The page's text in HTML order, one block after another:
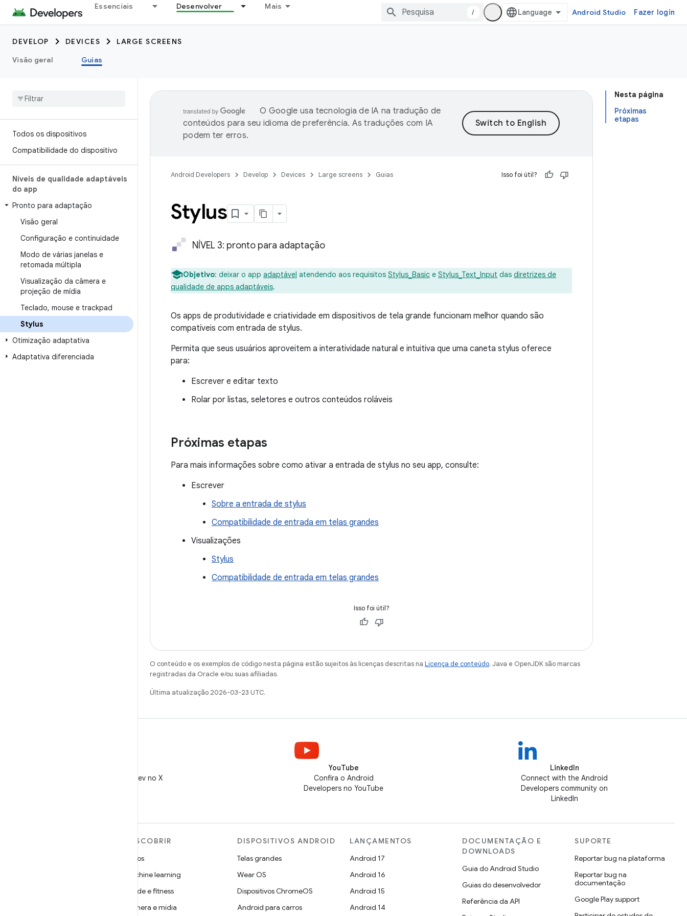
Essenciais Desenvolver Mais
/ Android Studio Fazer login
DEVELOP DEVICES
LARGE SCREENS
Visão geral
Guias
Todos os dispositivos
Compatibilidade do dispositivo
Níveis de qualidade adaptáveis
do app
Pronto para adaptação
Visão geral
Configuração e continuidade
Modo de várias janelas e
retomada múltipla
Visualização da câmera e
projeção de mídia
Teclado, mouse e trackpad
Stylus
Otimização adaptativa
Adaptativa diferenciada
Nesta página
Próximas
etapas
O Google usa tecnologia de IA na tradução de
conteúdos para seu idioma de preferência. As traduções com IA
podem ter erros.
Android Developers Develop Devices Large screens Guias Isso foi útil?
Stylus
NÍVEL 3: pronto para adaptação
Objetivo: deixar o app adaptável atendendo aos requisitos Stylus_Basic e Stylus_Text_Input das diretrizes de
qualidade de apps adaptáveis.
Os apps de produtividade e criatividade em dispositivos de tela grande funcionam melhor quando são
compatíveis com entrada de stylus.
Permita que seus usuários aproveitem a interatividade natural e intuitiva que uma caneta stylus oferece
para:
Escrever e editar texto
Rolar por listas, seletores e outros conteúdos roláveis
Próximas etapas
Para mais informações sobre como ativar a entrada de stylus no seu app, consulte:
Escrever
Sobre a entrada de stylus
Compatibilidade de entrada em telas grandes
Visualizações
Stylus
Compatibilidade de entrada em telas grandes
Isso foi útil?
O conteúdo e os exemplos de código nesta página estão sujeitos às licenças descritas na Licença de conteúdo. Java e OpenJDK são marcas
registradas da Oracle e/ou suas afiliadas.
Última atualização 2026-03-23 UTC.
Siga @AndroidDev no X
YouTube
Confira o Android
Developers no YouTube
LinkedIn
Connect with the Android
Developers community on
LinkedIn
DESCOBRIR
Jogos
Machine learning
Saúde e fitness
Câmera e mídia
DISPOSITIVOS ANDROID
Telas grandes
Wear OS
Dispositivos ChromeOS
Android para carros
LANÇAMENTOS
Android 17
Android 16
Android 15
Android 14
DOCUMENTAÇÃO E
DOWNLOADS
Guia do Android Studio
Guias do desenvolvedor
Referência da API
SUPORTE
Reportar bug na plataforma
Reportar bug na
documentação
Google Play support